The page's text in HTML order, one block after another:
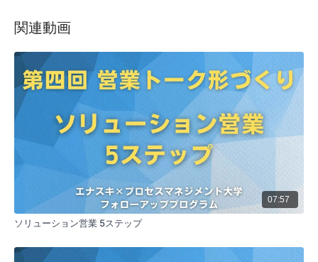
03:27優先順位の決定と選択と集中
全体要約:
鉄アレイモデルは、効率的な営業活動を行うためのフレーム
ワークである。自社の商品、製品、サービスについて、メイ
ンターゲットとなる客層を明確にし、そのターゲットに対し
て最も効果的なアプローチ方法をシンプルに描くことが重要
である。このモデルを作成するには、商品・製品・サービス
の分析、ターゲットの詳細設定、アプローチ方法の細分化が
必要である。また、USP（ユニークセリングプロポジショ
ン）を明確にし、独自性のある強みを絞り込むことが求めら
5つの主要なポイント:
鉄アレイモデルは、効率的な営業活動を行うためのフ
関連動画
07:57
ソリューション営業 5ステップ